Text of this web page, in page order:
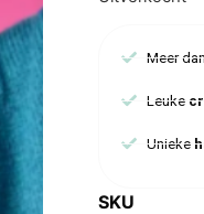
Meer dan
Leuke
Unieke
SKU